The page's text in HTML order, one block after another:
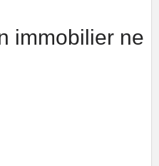
immobilier ne